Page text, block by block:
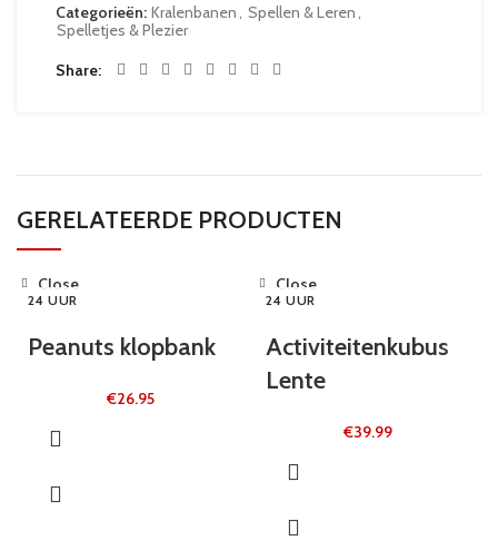
Categorieën: Kralenbanen Spellen & Leren
Spelletjes & Plezier
Share
GERELATEERDE PRODUCTEN
24 UUR
Close
Peanuts klopbank
€26.95
24 UUR
Close
Activiteitenkubus
Lente
€39.99